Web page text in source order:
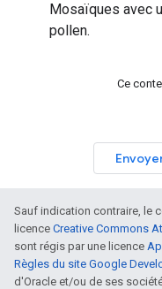
Mosaïques avec
pollen.
Ce
Sauf indication contraire, le
licence Creative Commons
sont régis par une licence
Règles du site Google
d'Oracle et/ou de ses